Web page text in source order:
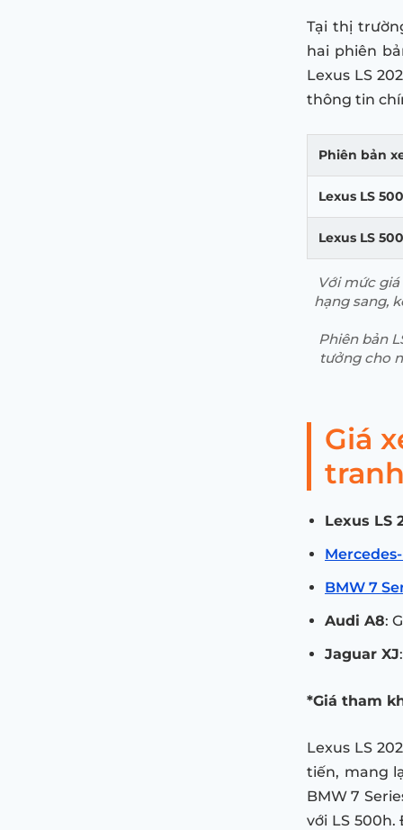
Tại thị
hai phiên
Lexus LS
thông tin
Phiên bản
Lexus LS 500
Lexus LS
Với mức
hạng sang,
Phiên bản
tưởng cho
Giá
Lexus LS
BMW 7
Audi A8:
Jaguar XJ
*Giá tham
Lexus LS
tiến, mang
BMW 7
với LS